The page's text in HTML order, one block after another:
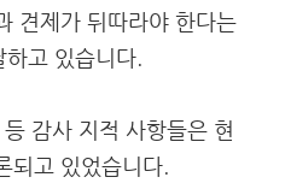
견제가 뒤따라야 한다는
하고 있습니다.
감사 지적 사항들은 현
되고 있었습니다.